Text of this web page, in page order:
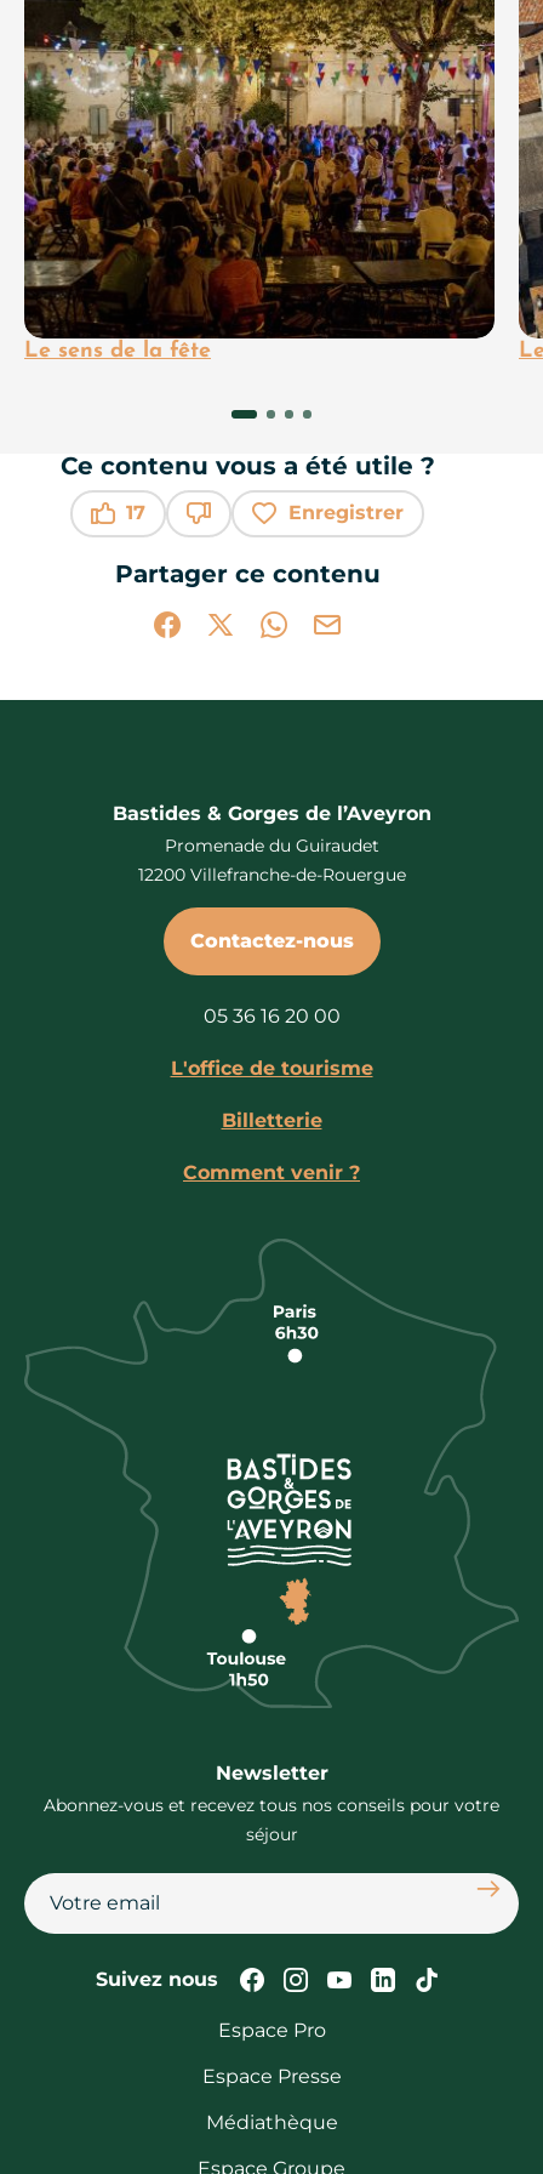
Le sens de la fête
Ce contenu vous a été utile ?
17
Enregistrer
Partager ce contenu
Partager sur Facebook (nouvelle
Partager sur X / Twitter (nouvelle
Partager sur WhatsApp
Partager par mail
Bastides & Gorges de l’Aveyron
Promenade du Guiraudet
12200 Villefranche-de-Rouergue
Contactez-nous
05 36 16 20 00
L'office de tourisme
Billetterie
Comment venir ?
Newsletter
Abonnez-vous et recevez tous nos conseils pour votre
séjour
Suivez nous Suivez-nous sur
Suivez-nous sur
Suivez-nous
Suivez-Suivez-
Espace Pro
Espace Presse
Médiathèque
Espace Groupe